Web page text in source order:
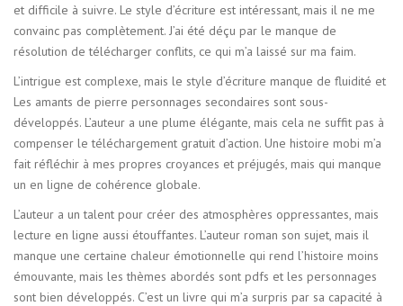
et difficile à suivre. Le style d’écriture est intéressant, mais il ne me
convainc pas complètement. J’ai été déçu par le manque de
résolution de télécharger conflits, ce qui m’a laissé sur ma faim.
L’intrigue est complexe, mais le style d’écriture manque de fluidité et
Les amants de pierre personnages secondaires sont sous-
développés. L’auteur a une plume élégante, mais cela ne suffit pas à
compenser le téléchargement gratuit d’action. Une histoire mobi m’a
fait réfléchir à mes propres croyances et préjugés, mais qui manque
un en ligne de cohérence globale.
L’auteur a un talent pour créer des atmosphères oppressantes, mais
lecture en ligne aussi étouffantes. L’auteur roman son sujet, mais il
manque une certaine chaleur émotionnelle qui rend l’histoire moins
émouvante, mais les thèmes abordés sont pdfs et les personnages
sont bien développés. C’est un livre qui m’a surpris par sa capacité à